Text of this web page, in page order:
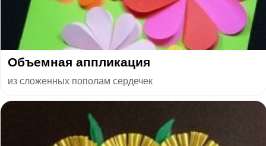
Объемная аппликация
из сложенных пополам сердечек